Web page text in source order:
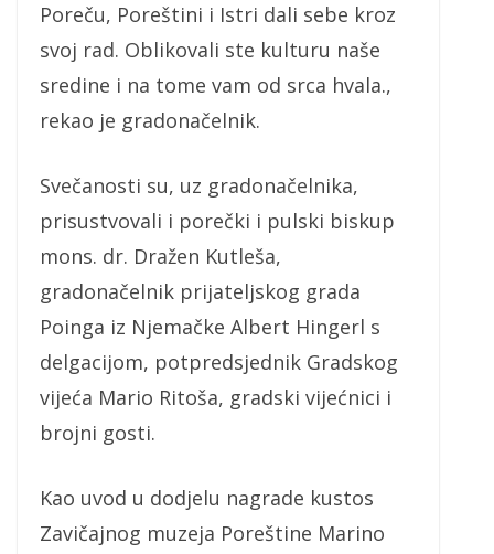
Poreču, Poreštini i Istri dali sebe kroz
svoj rad. Oblikovali ste kulturu naše
sredine i na tome vam od srca hvala.,
rekao je gradonačelnik.
Svečanosti su, uz gradonačelnika,
prisustvovali i porečki i pulski biskup
mons. dr. Dražen Kutleša,
gradonačelnik prijateljskog grada
Poinga iz Njemačke Albert Hingerl s
delgacijom, potpredsjednik Gradskog
vijeća Mario Ritoša, gradski vijećnici i
brojni gosti.
Kao uvod u dodjelu nagrade kustos
Zavičajnog muzeja Poreštine Marino